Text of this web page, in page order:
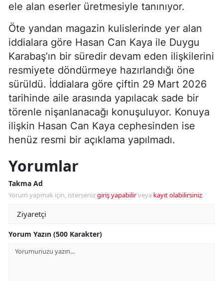
ele alan eserler üretmesiyle tanınıyor.
Öte yandan magazin kulislerinde yer alan
iddialara göre Hasan Can Kaya ile Duygu
Karabaş’ın bir süredir devam eden ilişkilerini
resmiyete döndürmeye hazırlandığı öne
sürüldü. İddialara göre çiftin 29 Mart 2026
tarihinde aile arasında yapılacak sade bir
törenle nişanlanacağı konuşuluyor. Konuya
ilişkin Hasan Can Kaya cephesinden ise
henüz resmi bir açıklama yapılmadı.
Yorumlar
Takma Ad
Yorum yapmak için, istersenizgiriş yapabilirveya kayıt olabilirsiniz.
Yorum Yazın (500 Karakter)